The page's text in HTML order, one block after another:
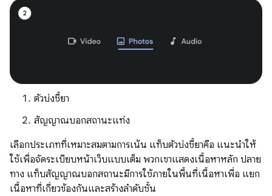
ตัวบ่งชี้ยา
สัญญาณบอกสถานะแท่ง
เลือกประเภทที่เหมาะสมตามการเน้น แท็บตัวบ่งชี้ยาคือ แนะนำให้
ใช้เพื่อจัดระเบียบหน้าเว็บแบบเต็ม พวกเขาแสดงเนื้อหาหลัก ปลาย
ทาง แท็บสัญญาณบอกสถานะมีการใช้ภายในพื้นที่เนื้อหาเพื่อ แยก
เนื้อหาที่เกี่ยวข้องกันและสร้างลำดับชั้น